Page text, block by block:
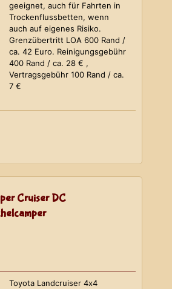
geeignet, auch für Fahrten in
Trockenflussbetten, wenn
auch auf eigenes Risiko.
Grenzübertritt LOA 600 Rand /
ca. 42 Euro. Reinigungsgebühr
400 Rand / ca. 28 € ,
Vertragsgebühr 100 Rand / ca.
7 €
Cruiser DC
Toyota Landcruiser 4x4